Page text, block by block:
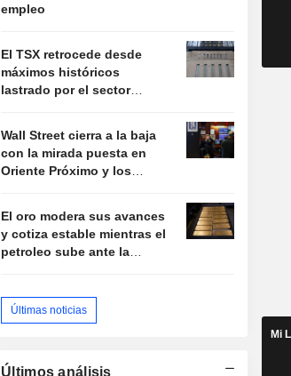
empleo
El TSX retrocede desde
máximos históricos
lastrado por el sector
Wall Street cierra a la baja
con la mirada puesta en
Oriente Próximo y los
El oro modera sus avances
y cotiza estable mientras el
petroleo sube ante la
Ormuz
Últimas noticias
Últimos análisis
Mi